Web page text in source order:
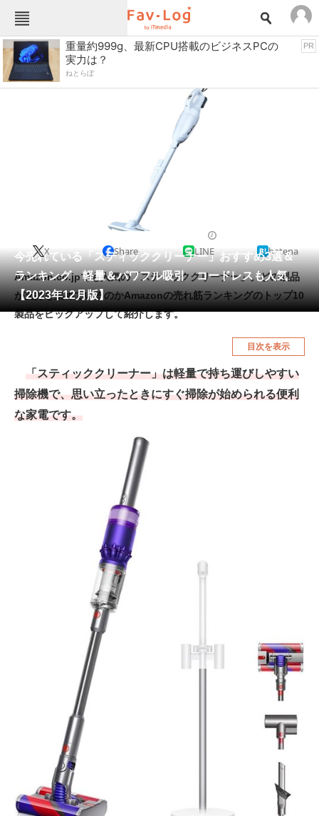
Fav-Logカテゴリー一覧
TOP
インテリア・収納 おもちゃ・ホビー
キッチン家電
ゲーム
スイーツ・お菓子
ペット 家電
工具・DIY 本・DVD・CD
生活家電 生活用品
腕時計 車・バイク
釣り具・釣り用品 食品・飲料・お酒
食器・グラス・カトラリー
注目記事を集めた総合ページ
ITの今と未来を見通す
スマホと通信の最新トレンド
進化するPCとデバイスの未来
好きが集まる 比べて選べる
ビジネスと働き方のヒント
AI活用のいまが分かる
企業ITのトレンドを詳説
経営リーダーのコミュニティ
マーケ×ITの今がよく分かる
ITエンジニア向け専門サイト
重量約999g、最新CPU搭載のビジネスPCの
実力は？
ねとらぼ
PR
今売れている「スティッククリーナー」おすすめ3選＆
ランキング 軽量＆パワフル吸引 コードレスも人気
【2023年12月版】
X Share LINE hatena
Amazon.co.jpでも人気の「スティッククリーナー」。どの製品
が支持を集めているのかAmazonの売れ筋ランキングのトップ10
製品をピックアップして紹介します。
目次を表示
「スティッククリーナー」は軽量で持ち運びしやすい
掃除機で、思い立ったときにすぐ掃除が始められる便利
な家電です。